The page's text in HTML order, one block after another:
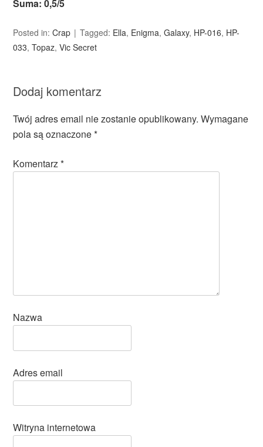
Suma: 0,5/5
Posted in:Crap Tagged: Ella, Enigma,Galaxy, HP-016, HP-
033,Topaz,Vic Secret
Dodaj komentarz
Twój adres email nie zostanie opublikowany. Wymagane
pola są oznaczone*
Komentarz*
Nazwa
Adres email
Witryna internetowa